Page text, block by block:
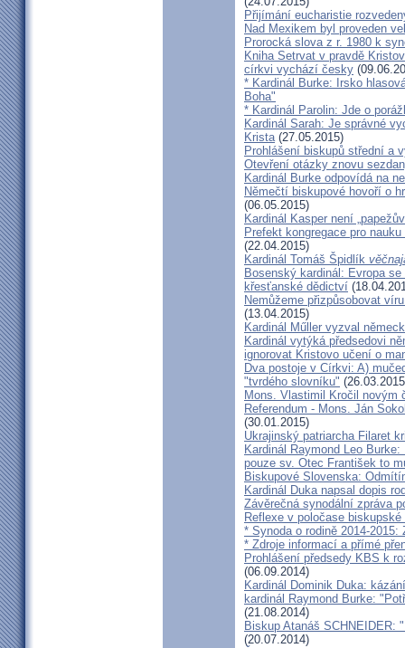
Přijímání eucharistie
Nad Mexikem byl proveden
Prorocká slova z r. 1980 k
Kniha Setrvat v pravdě
církvi vychází česky
* Kardinál Burke: Irsko
Boha"
* Kardinál Parolin: Jde o
Kardinál Sarah: Je správné
Krista(27.05.2015)
Prohlášení biskupů střední a
Otevření otázky znovu
Kardinál Burke odpovídá na
Němečtí biskupové hovoří o
(06.05.2015)
Kardinál Kasper není
Prefekt kongregace pro
(22.04.2015)
Kardinál Tomáš Špidlík
Bosenský kardinál: Evropa
křesťanské dědictví
Nemůžeme přizpůsobovat
(13.04.2015)
Kardinál Műller vyzval
Kardinál vytýká předsedovi
ignorovat Kristovo učení o
Dva postoje v Církvi: A)
"tvrdého slovníku"
Mons. Vlastimil Kročil novým
Referendum - Mons. Ján
(30.01.2015)
Ukrajinský patriarcha Filaret
Kardinál Raymond Leo
pouze sv. Otec František to
Biskupové Slovenska:
Kardinál Duka napsal dopis
Závěrečná synodální zpráva
Reflexe v poločase
* Synoda o rodině 2014-2015:
* Zdroje informací a přímé
Prohlášení předsedy KBS k
(06.09.2014)
Kardinál Dominik Duka:
kardinál Raymond Burke:
(21.08.2014)
Biskup Atanáš
(20.07.2014)